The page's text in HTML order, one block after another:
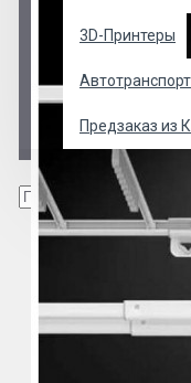
3D-Принтеры
Автотранспорт
Предзаказ из